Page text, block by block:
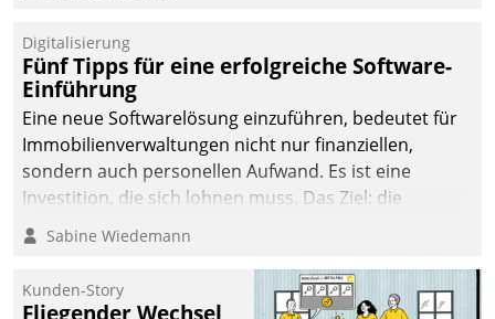
Digitalisierung
Fünf Tipps für eine erfolgreiche Software-
Einführung
Eine neue Softwarelösung einzuführen, bedeutet für
Immobilienverwaltungen nicht nur finanziellen,
sondern auch personellen Aufwand. Es ist eine
Investition, die sich lohnen muss. Das Ziel: die
nachhaltige Optimierung der Geschäftsabläufe. Damit
dieses Ziel erreicht wird, sollten einige Grundregeln
Sabine Wiedemann
Kunden-Story
Fliegender Wechsel